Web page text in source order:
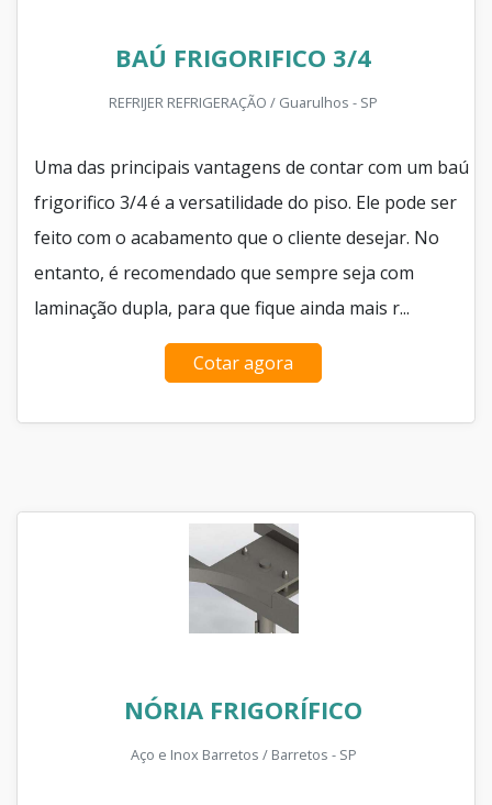
BAÚ FRIGORIFICO 3/4
REFRIJER REFRIGERAÇÃO / Guarulhos - SP
Uma das principais vantagens de contar com um baú
frigorifico 3/4 é a versatilidade do piso. Ele pode ser
feito com o acabamento que o cliente desejar. No
entanto, é recomendado que sempre seja com
laminação dupla, para que fique ainda mais r...
Cotar agora
NÓRIA FRIGORÍFICO
Aço e Inox Barretos / Barretos - SP